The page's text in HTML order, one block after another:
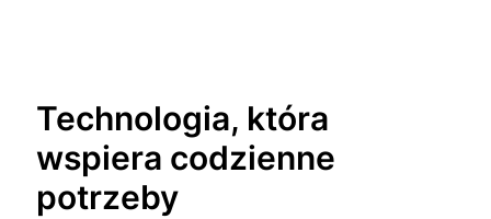
Technologia, która
wspiera codzienne
potrzeby